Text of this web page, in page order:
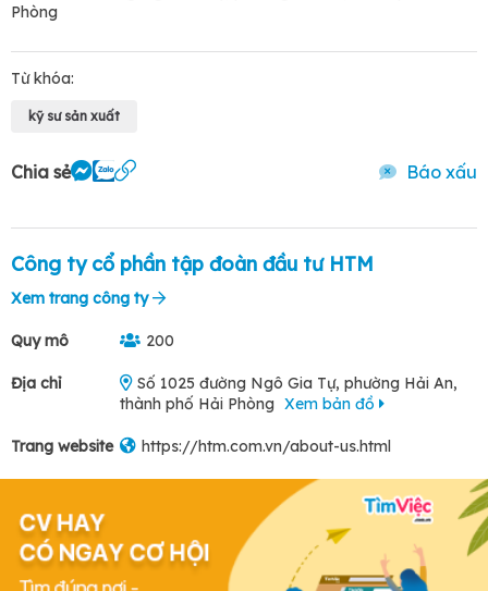
Phòng
Từ khóa:
kỹ sư sản xuất
Chia sẻ Báo xấu
Công ty cổ phần tập đoàn đầu tư HTM
Xem trang công ty
Quy mô 200
Địa chỉ
Số 1025 đường Ngô Gia Tự, phường Hải An,
thành phố Hải Phòng Xem bản đồ
Trang website https://htm.com.vn/about-us.html